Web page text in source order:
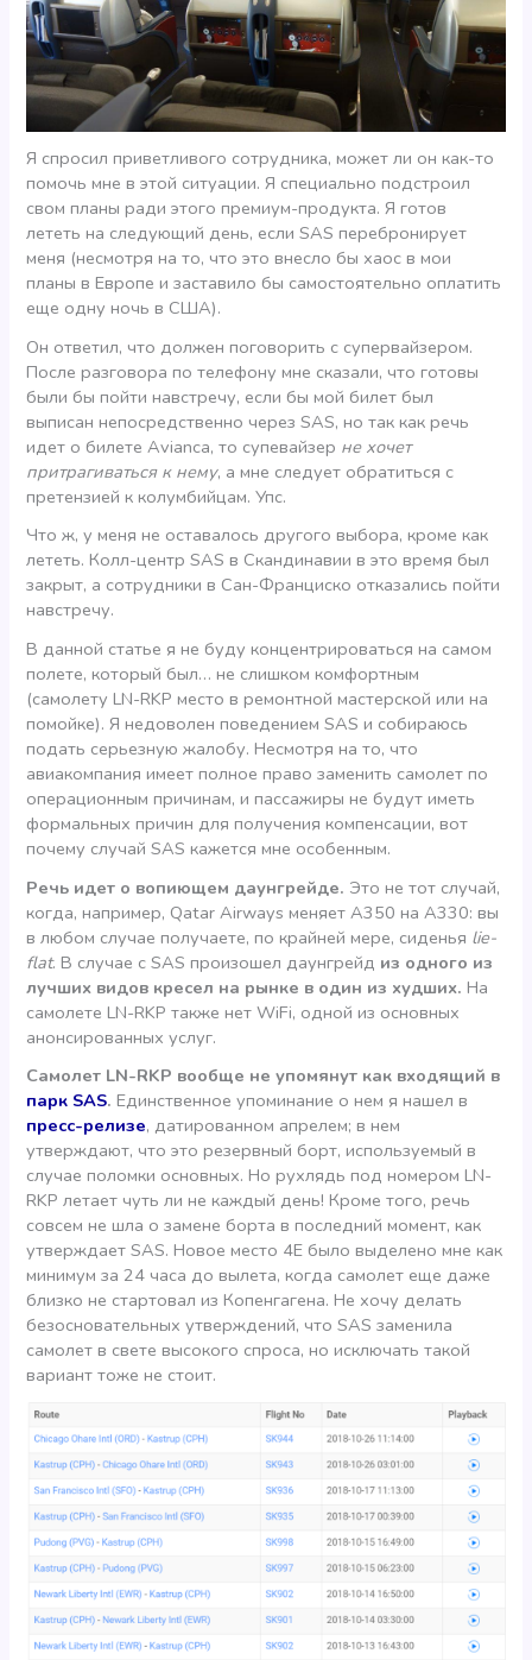
Я спросил приветливого сотрудника, может ли он как-то
помочь мне в этой ситуации. Я специально подстроил
свом планы ради этого премиум-продукта. Я готов
лететь на следующий день, если SAS перебронирует
меня (несмотря на то, что это внесло бы хаос в мои
планы в Европе и заставило бы самостоятельно оплатить
еще одну ночь в США).
Он ответил, что должен поговорить с супервайзером.
После разговора по телефону мне сказали, что готовы
были бы пойти навстречу, если бы мой билет был
выписан непосредственно через SAS, но так как речь
идет о билете Avianca, то супевайзер не хочет
притрагиваться к нему, а мне следует обратиться с
претензией к колумбийцам. Упс.
Что ж, у меня не оставалось другого выбора, кроме как
лететь. Колл-центр SAS в Скандинавии в это время был
закрыт, а сотрудники в Сан-Франциско отказались пойти
навстречу.
В данной статье я не буду концентрироваться на самом
полете, который был… не слишком комфортным
(самолету LN-RKP место в ремонтной мастерской или на
помойке). Я недоволен поведением SAS и собираюсь
подать серьезную жалобу. Несмотря на то, что
авиакомпания имеет полное право заменить самолет по
операционным причинам, и пассажиры не будут иметь
формальных причин для получения компенсации, вот
почему случай SAS кажется мне особенным.
Речь идет о вопиющем даунгрейде. Это не тот случай,
когда, например, Qatar Airways меняет А350 на А330: вы
в любом случае получаете, по крайней мере, сиденья lie-
flat. В случае с SAS произошел даунгрейд из одного из
лучших видов кресел на рынке в один из худших. На
самолете LN-RKP также нет WiFi, одной из основных
анонсированных услуг.
Самолет LN-RKP вообще не упомянут как входящий в
парк SAS. Единственное упоминание о нем я нашел в
пресс-релизе, датированном апрелем; в нем
утверждают, что это резервный борт, используемый в
случае поломки основных. Но рухлядь под номером LN-
RKP летает чуть ли не каждый день! Кроме того, речь
совсем не шла о замене борта в последний момент, как
утверждает SAS. Новое место 4Е было выделено мне как
минимум за 24 часа до вылета, когда самолет еще даже
близко не стартовал из Копенгагена. Не хочу делать
безосновательных утверждений, что SAS заменила
самолет в свете высокого спроса, но исключать такой
вариант тоже не стоит.